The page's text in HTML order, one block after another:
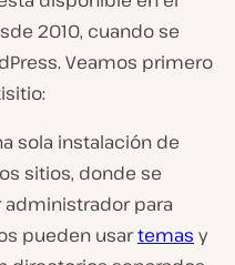
2010, cuando se
Veamos primero
sola instalación de
sitios, donde se
para
pueden usartemas y